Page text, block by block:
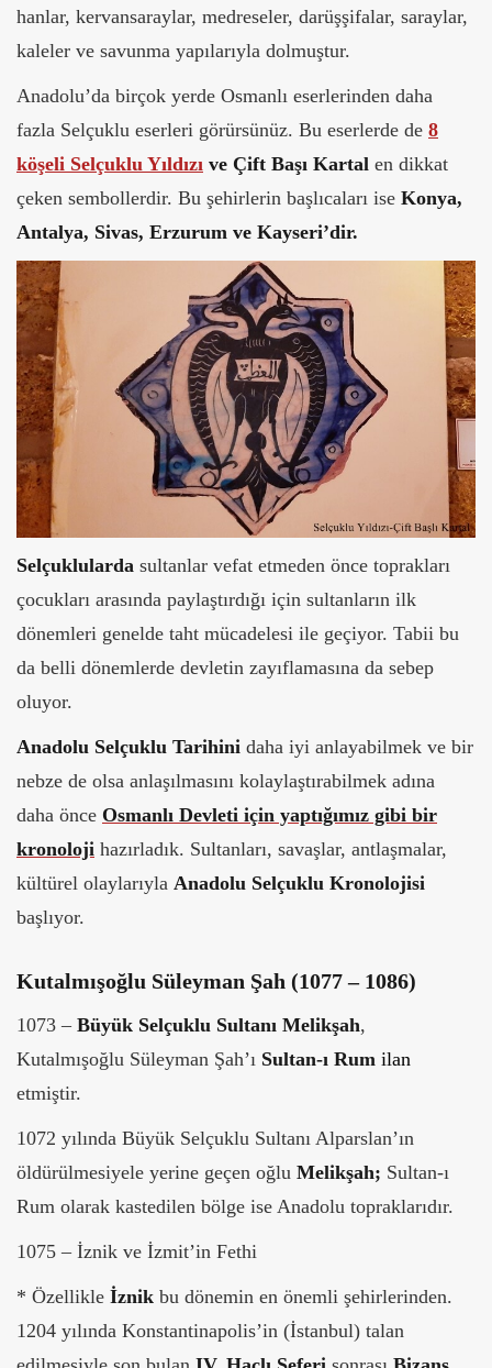
hanlar, kervansaraylar, medreseler, darüşşifalar, saraylar,
kaleler ve savunma yapılarıyla dolmuştur.
Anadolu’da birçok yerde Osmanlı eserlerinden daha
fazla Selçuklu eserleri görürsünüz. Bu eserlerde de 8
köşeli Selçuklu Yıldızı ve Çift Başı Kartal en dikkat
çeken sembollerdir. Bu şehirlerin başlıcaları ise Konya,
Antalya, Sivas, Erzurum ve Kayseri’dir.
Selçuklularda sultanlar vefat etmeden önce toprakları
çocukları arasında paylaştırdığı için sultanların ilk
dönemleri genelde taht mücadelesi ile geçiyor. Tabii bu
da belli dönemlerde devletin zayıflamasına da sebep
oluyor.
Anadolu Selçuklu Tarihini daha iyi anlayabilmek ve bir
nebze de olsa anlaşılmasını kolaylaştırabilmek adına
daha önce Osmanlı Devleti için yaptığımız gibi bir
kronoloji hazırladık. Sultanları, savaşlar, antlaşmalar,
kültürel olaylarıyla Anadolu Selçuklu Kronolojisi
başlıyor.
Kutalmışoğlu Süleyman Şah (1077 – 1086)
1073 – Büyük Selçuklu Sultanı Melikşah,
Kutalmışoğlu Süleyman Şah’ı Sultan-ı Rum ilan
etmiştir.
1072 yılında Büyük Selçuklu Sultanı Alparslan’ın
öldürülmesiyele yerine geçen oğlu Melikşah; Sultan-ı
Rum olarak kastedilen bölge ise Anadolu topraklarıdır.
1075 – İznik ve İzmit’in Fethi
* Özellikle İznik bu dönemin en önemli şehirlerinden.
1204 yılında Konstantinapolis’in (İstanbul) talan